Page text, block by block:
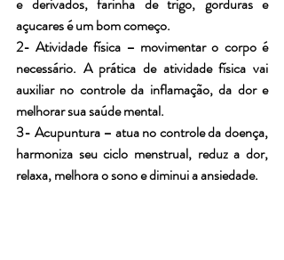
açucares é um bom começo.
2- Atividade física – movimentar o corpo é
necessário. A prática de atividade física vai
auxiliar no controle da inflamação, da dor e
melhorar sua saúde mental.
3- Acupuntura – atua no controle da doença,
harmoniza seu ciclo menstrual, reduz a dor,
relaxa, melhora o sono e diminui a ansiedade.